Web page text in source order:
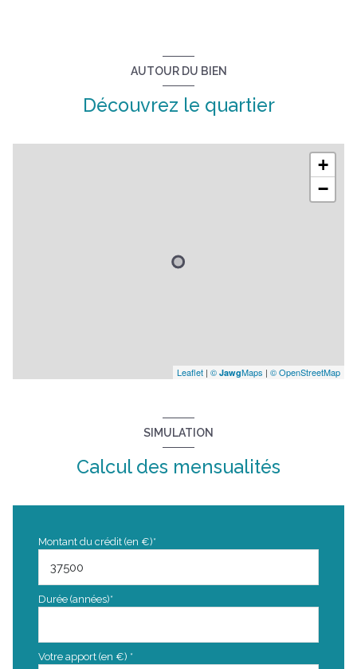
AUTOUR DU BIEN
Découvrez le quartier
+
−
Leaflet | © JawgMaps | © OpenStreetMap
SIMULATION
Calcul des mensualités
Montant du crédit (en €)*
Durée (années)*
Votre apport (en €) *